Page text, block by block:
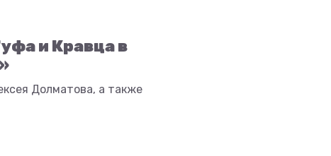
и Кравца в
Долматова, а также